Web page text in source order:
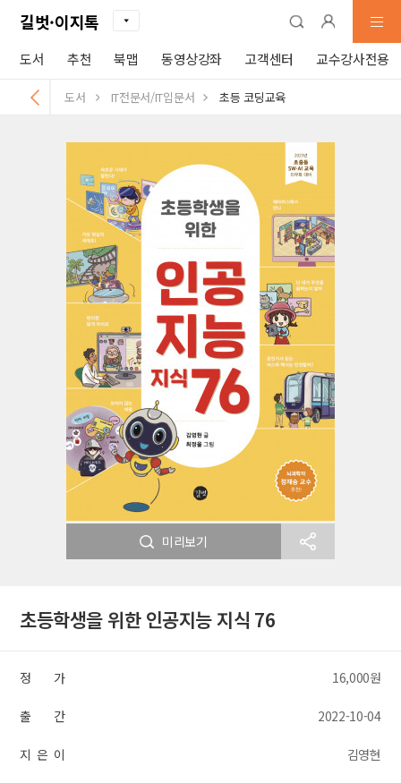
길벗·이지톡
도서 추천 북맵 동영상강좌 고객센터 교수강사전용
도서 IT전문서/IT입문서 초등 코딩교육
미리보기
초등학생을 위한 인공지능 지식 76
정 가 16,000원
출 간 2022-10-04
지 은 이 김영현